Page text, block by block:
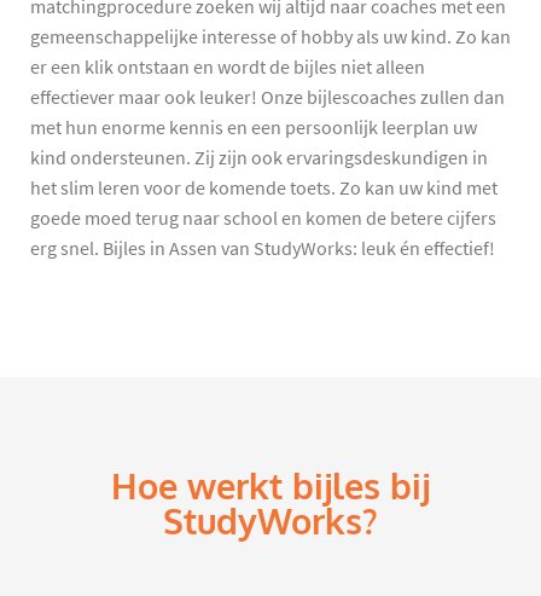
matchingprocedure zoeken wij altijd naar coaches met een
gemeenschappelijke interesse of hobby als uw kind. Zo kan
er een klik ontstaan en wordt de bijles niet alleen
effectiever maar ook leuker! Onze bijlescoaches zullen dan
met hun enorme kennis en een persoonlijk leerplan uw
kind ondersteunen. Zij zijn ook ervaringsdeskundigen in
het slim leren voor de komende toets. Zo kan uw kind met
goede moed terug naar school en komen de betere cijfers
erg snel. Bijles in Assen van StudyWorks: leuk én effectief!
Hoe werkt bijles bij
StudyWorks?